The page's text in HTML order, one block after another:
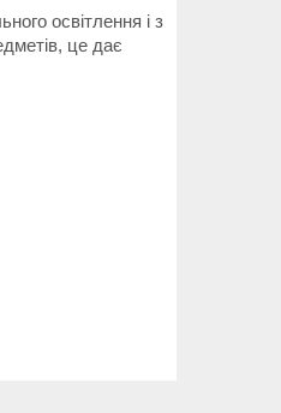
освітлення і з
це дає